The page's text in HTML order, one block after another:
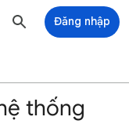
Đăng nhập
thống